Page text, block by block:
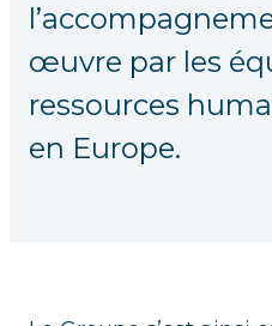
œuvre par les
ressources
en Europe.